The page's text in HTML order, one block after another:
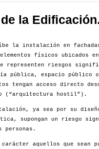
la
la instalación en
físicos ubicados en
representen riesgos
pública, espacio público o
tengan acceso directo
(“arquitectura hostil”).
ya sea por su
supongan un riesgo
aquellos que sean